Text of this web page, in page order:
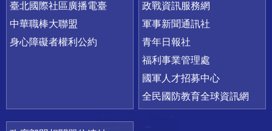
臺北國際社區廣播電臺
中華職棒大聯盟
身心障礙者權利公約
政戰資訊服務網
軍事新聞通訊社
青年日報社
福利事業管理處
國軍人才招募中心
全民國防教育全球資訊網